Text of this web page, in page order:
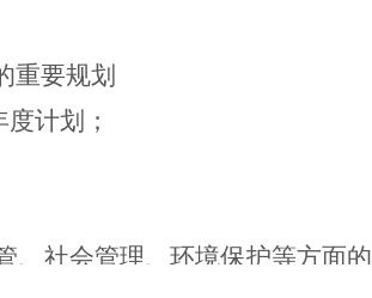
重要规划
计划；
、社会管理、环境保护等方面的